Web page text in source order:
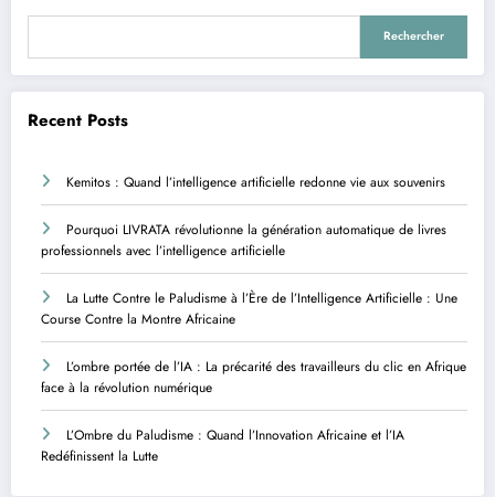
Rechercher
Recent Posts
Kemitos : Quand l’intelligence artificielle redonne vie aux souvenirs
Pourquoi LIVRATA révolutionne la génération automatique de livres
professionnels avec l’intelligence artificielle
La Lutte Contre le Paludisme à l’Ère de l’Intelligence Artificielle : Une
Course Contre la Montre Africaine
L’ombre portée de l’IA : La précarité des travailleurs du clic en Afrique
face à la révolution numérique
L’Ombre du Paludisme : Quand l’Innovation Africaine et l’IA
Redéfinissent la Lutte